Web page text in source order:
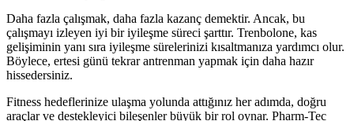
Daha fazla çalışmak, daha fazla kazanç demektir. Ancak, bu
çalışmayı izleyen iyi bir iyileşme süreci şarttır. Trenbolone, kas
gelişiminin yanı sıra iyileşme sürelerinizi kısaltmanıza yardımcı olur.
Böylece, ertesi günü tekrar antrenman yapmak için daha hazır
hissedersiniz.
Fitness hedeflerinize ulaşma yolunda attığınız her adımda, doğru
araçlar ve destekleyici bileşenler büyük bir rol oynar. Pharm-Tec